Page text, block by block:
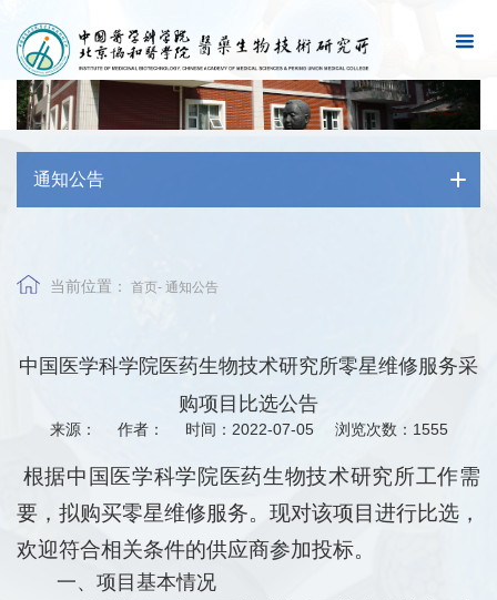
通知公告
当前位置： 首页- 通知公告
中国医学科学院医药生物技术研究所零星维修服务采
购项目比选公告
来源： 作者： 时间：2022-07-05 浏览次数： 1555
根据中国医学科学院医药生物技术研究所工作需
要，拟购买零星维修服务。现对该项目进行比选，
欢迎符合相关条件的供应商参加投标。
一、项目基本情况